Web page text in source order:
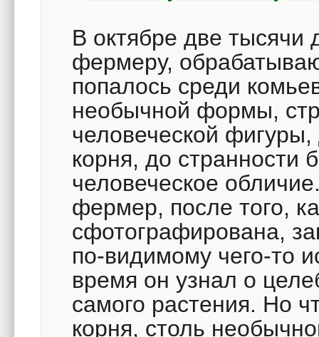
В октябре две тысячи
фермеру,
попалось среди
необычной формы,
человеческой
корня, до странности
человеческое
фермер, после того,
сфотографирована,
по-видимому чего-то
время он узнал о
самого растения. Но
корня, столь